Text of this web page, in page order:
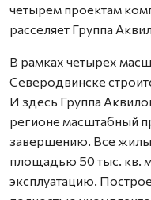
четырем проектам
расселяет Группа
В рамках четырех
Северодвинске
И здесь Группа
регионе масштабный
завершению. Все
площадью 50 тыс. кв.
эксплуатацию.